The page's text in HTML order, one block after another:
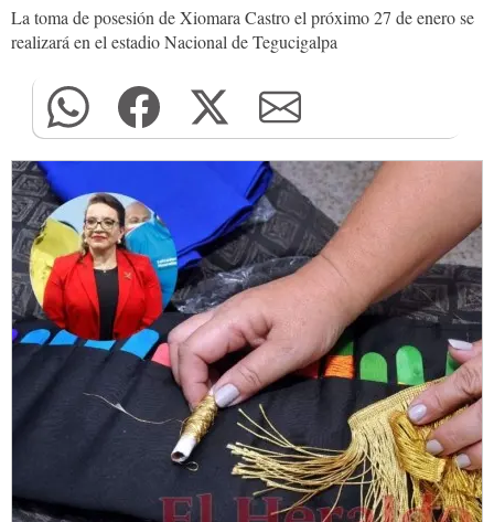
La toma de posesión de Xiomara Castro el próximo 27 de enero se
realizará en el estadio Nacional de Tegucigalpa